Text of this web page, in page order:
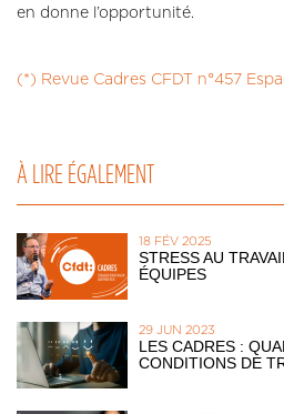
en donne l’opportunité.
(*) Revue Cadres CFDT n°457
À LIRE ÉGALEMENT
18 FÉV 2025
STRESS AU
ÉQUIPES
29 JUN 2023
LES CADRES :
CONDITIONS DE